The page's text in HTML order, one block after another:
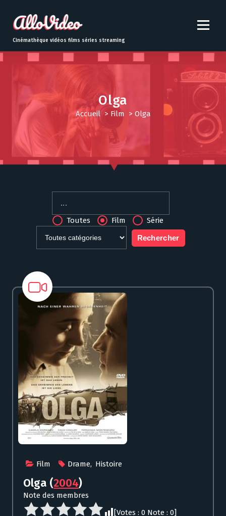
t
o
Cinémathèque vidéos films séries streaming
Olga
Accueil> Film > Olga
Toutes Film Série
Film Drame, Histoire
Olga (2004)
Note des membres
[Votes : 0 Note : 0]